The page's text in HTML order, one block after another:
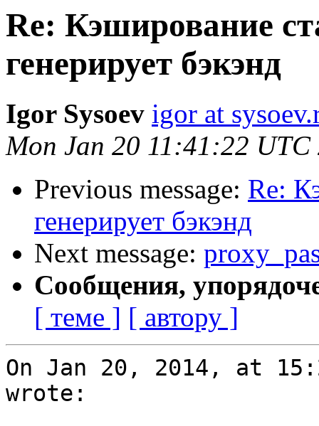
Re: Кэширование
генерирует бэкэнд
Igor Sysoev igor at
Mon Jan 20 11:41:22 UTC
Previous message: Re:
генерирует бэкэнд
Next message:
Сообщения,
[ теме ] [ автору ]
On Jan 20, 2014, at
wrote: